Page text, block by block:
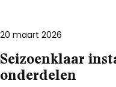
20 maart 2026
Seizoenklaar
onderdelen